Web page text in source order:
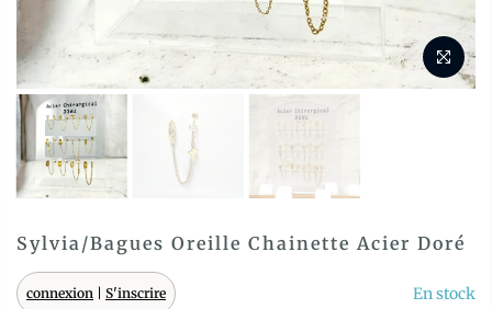
Sylvia/Bagues Oreille Chainette Acier Doré
connexion S'inscrire En stock